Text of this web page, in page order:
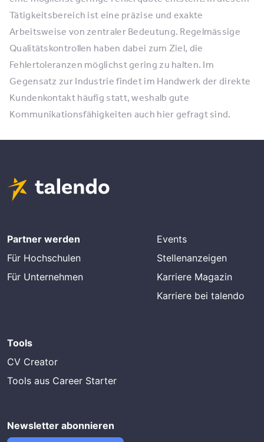
Tätigkeitsbereich ist eine präzise und exakte
Arbeitsweise von zentraler Bedeutung. Regelmässige
Qualitätskontrollen haben dabei zum Ziel, die
Fehlertoleranzen möglichst gering zu halten. Im
Gegensatz zur Industrie findet im Handwerk der direkte
Kundenkontakt häufig statt, weshalb gute
Kommunikationsfähigkeiten auch hier gefragt sind.
Partner werden
Für Hochschulen
Für Unternehmen
Events
Stellenanzeigen
Karriere Magazin
Karriere bei talendo
Tools
CV Creator
Tools aus Career Starter
Newsletter abonnieren